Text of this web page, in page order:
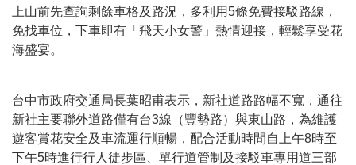
上山前先查詢剩餘車格及路況，多利用5條免費接駁路線，
免找車位，下車即有「飛天小女警」熱情迎接，輕鬆享受花
海盛宴。
台中市政府交通局長葉昭甫表示，新社道路路幅不寬，通往
新社主要聯外道路僅有台3線（豐勢路）與東山路，為維護
遊客賞花安全及車流運行順暢，配合活動時間自上午8時至
下午5時進行行人徒步區、單行道管制及接駁車專用道三部